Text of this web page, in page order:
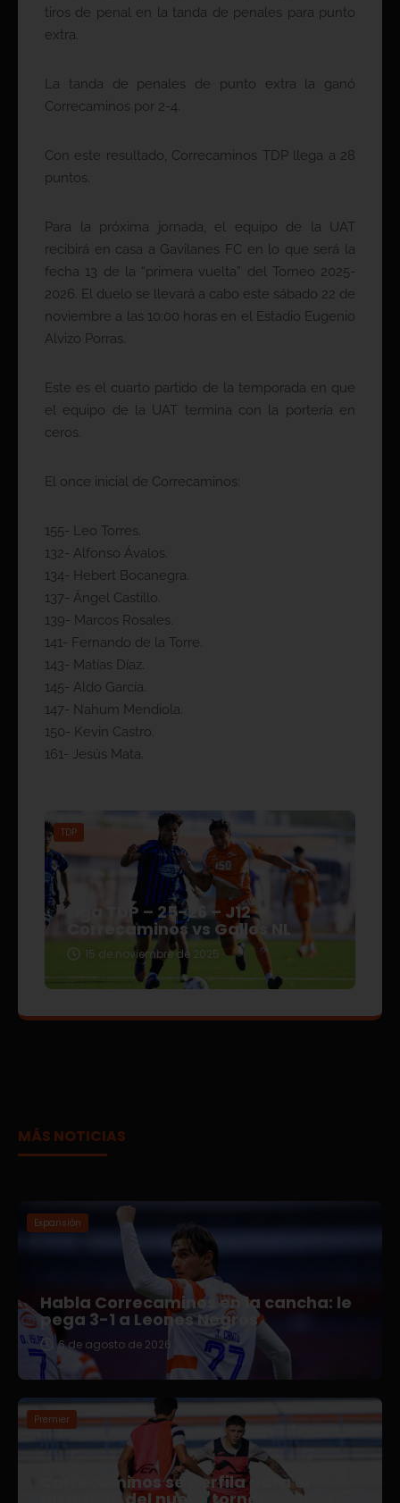
tiros de penal en la tanda de penales para punto
extra.
La tanda de penales de punto extra la ganó
Correcaminos por 2-4.
Con este resultado, Correcaminos TDP llega a 28
puntos.
Para la próxima jornada, el equipo de la UAT
recibirá en casa a Gavilanes FC en lo que será la
fecha 13 de la “primera vuelta” del Torneo 2025-
2026. El duelo se llevará a cabo este sábado 22 de
noviembre a las 10:00 horas en el Estadio Eugenio
Alvizo Porras.
Este es el cuarto partido de la temporada en que
el equipo de la UAT termina con la portería en
ceros.
El once inicial de Correcaminos:
155- Leo Torres.
132- Alfonso Ávalos.
134- Hebert Bocanegra.
137- Ángel Castillo.
139- Marcos Rosales.
141- Fernando de la Torre.
143- Matías Díaz.
145- Aldo García.
147- Nahum Mendiola.
150- Kevin Castro.
161- Jesús Mata.
TDP
Liga TDP – 25-26 – J12 –
Correcaminos vs Gallos NL
15 de noviembre de 2025
MÁS NOTICIAS
Expansión
Habla Correcaminos en la cancha: le
pega 3-1 a Leones Negros
6 de agosto de 2026
Premier
Correcaminos se perfila para el